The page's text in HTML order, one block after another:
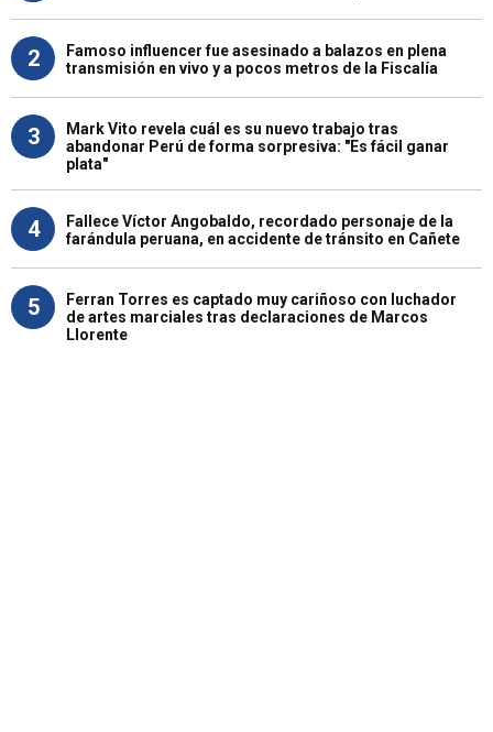
2
Famoso influencer fue asesinado a balazos en plena
transmisión en vivo y a pocos metros de la Fiscalía
3
Mark Vito revela cuál es su nuevo trabajo tras
abandonar Perú de forma sorpresiva: "Es fácil ganar
plata"
4
Fallece Víctor Angobaldo, recordado personaje de la
farándula peruana, en accidente de tránsito en Cañete
5
Ferran Torres es captado muy cariñoso con luchador
de artes marciales tras declaraciones de Marcos
Llorente